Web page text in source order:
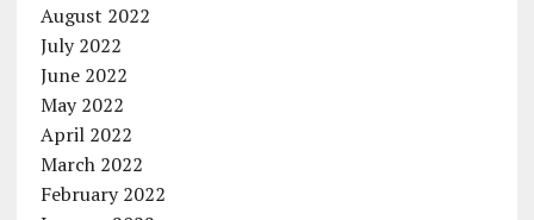
August 2022
July 2022
June 2022
May 2022
April 2022
March 2022
February 2022